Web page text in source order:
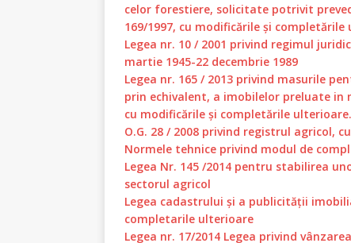
celor forestiere, solicitate potrivit
169/1997, cu modificările și completările
Legea nr. 10 / 2001 privind regimul
martie 1945-22 decembrie 1989
Legea nr. 165 / 2013 privind masurile
prin echivalent, a imobilelor preluate in
cu modificările și completările ulterioare.
O.G. 28 / 2008 privind registrul agricol,
Normele tehnice privind modul de
Legea Nr. 145 /2014 pentru stabilirea
sectorul agricol
Legea cadastrului și a publicității
completarile ulterioare
Legea nr. 17/2014 Legea privind